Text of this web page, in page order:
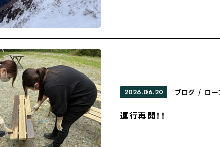
2026.06.20 ブログ / ロー
運行再開！！